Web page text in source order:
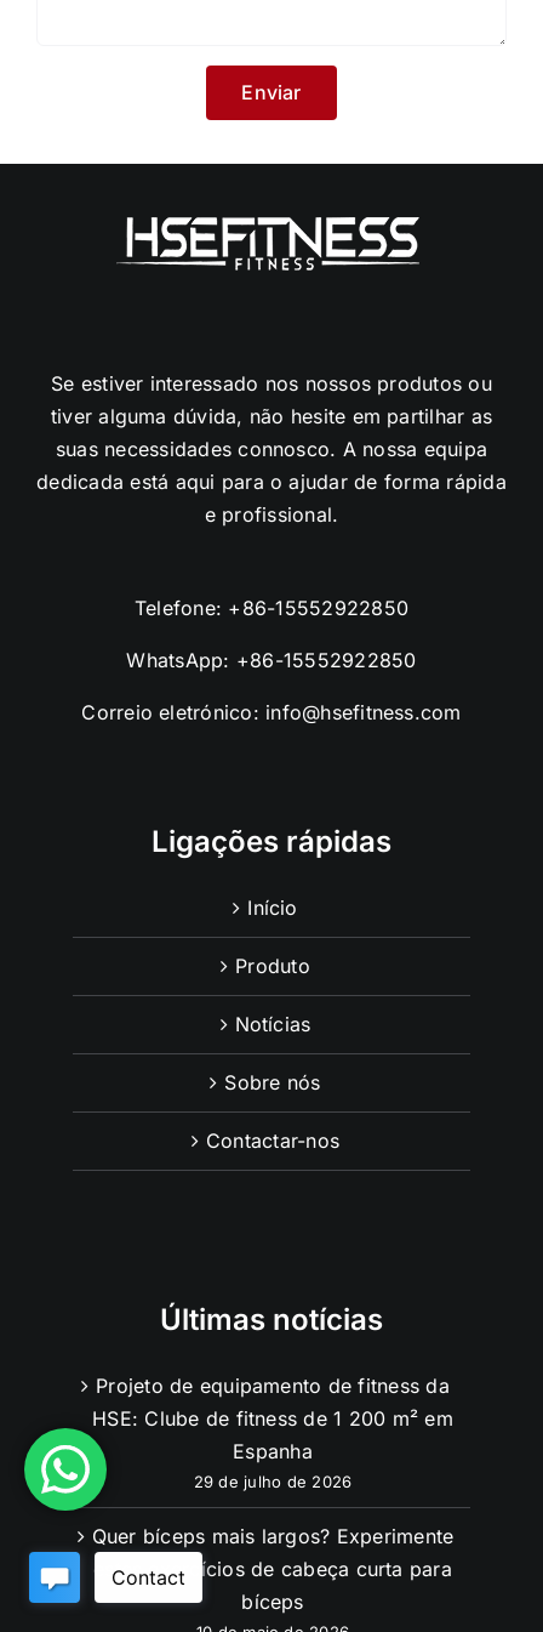
Se estiver interessado nos nossos produtos ou
tiver alguma dúvida, não hesite em partilhar as
suas necessidades connosco. A nossa equipa
dedicada está aqui para o ajudar de forma rápida
e profissional.
Telefone: +86-15552922850
WhatsApp: +86-15552922850
Correio eletrónico: info@hsefitness.com
Ligações rápidas
Início
Produto
Notícias
Sobre nós
Contactar-nos
Últimas notícias
Projeto de equipamento de fitness da
HSE: Clube de fitness de 1 200 m² em
Espanha
29 de julho de 2026
Quer bíceps mais largos? Experimente
estes exercícios de cabeça curta para
bíceps